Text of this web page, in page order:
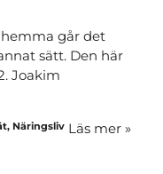
går det
sätt. Den här
Joakim
Näringsliv Läs mer »